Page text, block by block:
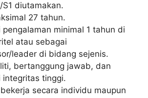
diutamakan.
27 tahun.
pengalaman minimal 1 tahun di
atau sebagai
leader di bidang sejenis.
bertanggung jawab, dan
integritas tinggi.
secara individu maupun